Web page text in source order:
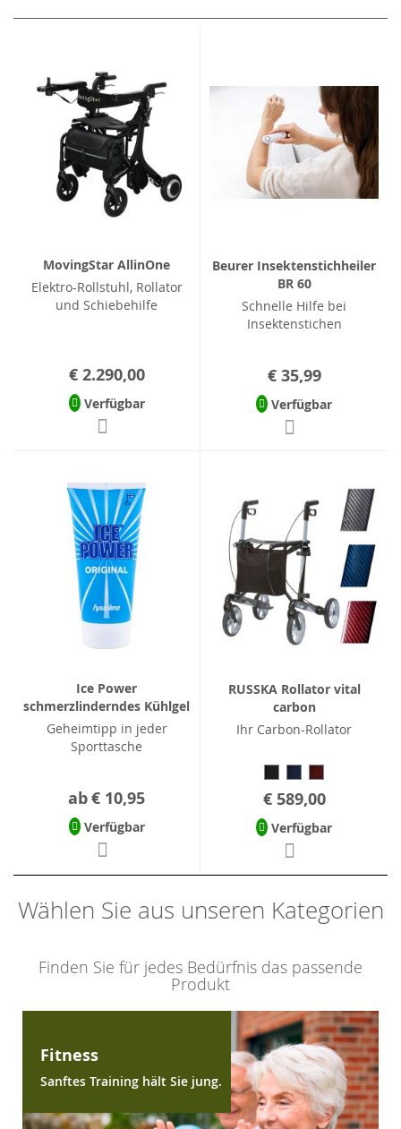
MovingStar AllinOne
Elektro-Rollstuhl, Rollator
und Schiebehilfe
€ 2.290,00
Verfügbar
Beurer Insektenstichheiler
BR 60
Schnelle Hilfe bei
Insektenstichen
€ 35,99
Verfügbar
Ice Power
schmerzlinderndes Kühlgel
Geheimtipp in jeder
Sporttasche
ab€ 10,95
Verfügbar
RUSSKA Rollator vital
carbon
Ihr Carbon-Rollator
€ 589,00
Verfügbar
Wählen Sie aus unseren Kategorien
Finden Sie für jedes Bedürfnis das passende
Produkt
Fitness
Sanftes Training hält Sie jung.